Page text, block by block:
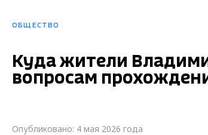
ОБЩЕСТВО
Куда жители
вопросам
Опубликовано: 4 мая 2026 года